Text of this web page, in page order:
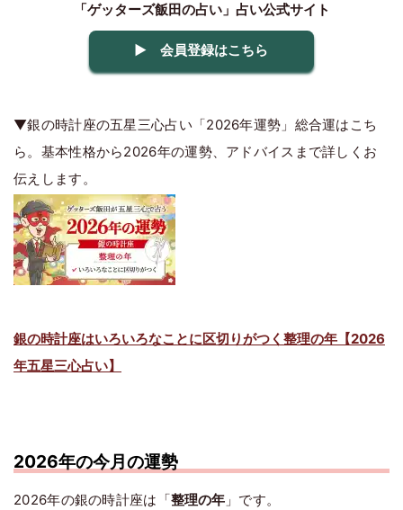
「ゲッターズ飯田の占い」占い公式サイト
▶ 会員登録はこちら
▼銀の時計座の五星三心占い「2026年運勢」総合運はこち
ら。基本性格から2026年の運勢、アドバイスまで詳しくお
伝えします。
銀の時計座はいろいろなことに区切りがつく整理の年【2026
年五星三心占い】
2026年の今月の運勢
2026年の銀の時計座は「整理の年」です。